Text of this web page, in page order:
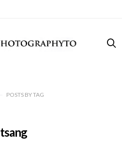
POSTS BYTAG
tsang